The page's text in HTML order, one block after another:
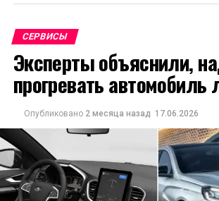
СЕРВИСЫ
Эксперты объяснили,
прогревать автомобиль
Опубликовано 2 месяца назад 17.06.2026